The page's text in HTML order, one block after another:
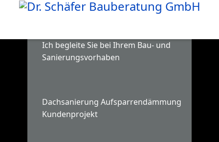
Ich begleite Sie bei Ihrem Bau- und
Sanierungsvorhaben
Dachsanierung Aufsparrendämmung
Kundenprojekt